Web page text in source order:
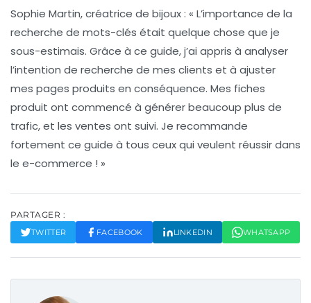
Sophie Martin, créatrice de bijoux : « L’importance de la
recherche de mots-clés était quelque chose que je
sous-estimais. Grâce à ce guide, j’ai appris à analyser
l’intention de recherche de mes clients et à ajuster
mes pages produits en conséquence. Mes fiches
produit ont commencé à générer beaucoup plus de
trafic, et les ventes ont suivi. Je recommande
fortement ce guide à tous ceux qui veulent réussir dans
le e-commerce ! »
PARTAGER :
TWITTER FACEBOOK LINKEDIN WHATSAPP